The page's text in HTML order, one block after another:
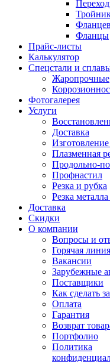
Фланцы
Прайс-листы
Калькулятор
Спецстали и
Жаропрочные
Фотогалерея
Услуги
Доставка
Плазменная
Продольно-
Профнастил
Резка и рубка
Резка
Доставка
Скидки
О компании
Вопросы и
Горячая линия
Вакансии
Зарубежные
Поставщики
Как сделать
Оплата
Гарантия
Возврат
Портфолио
Политика